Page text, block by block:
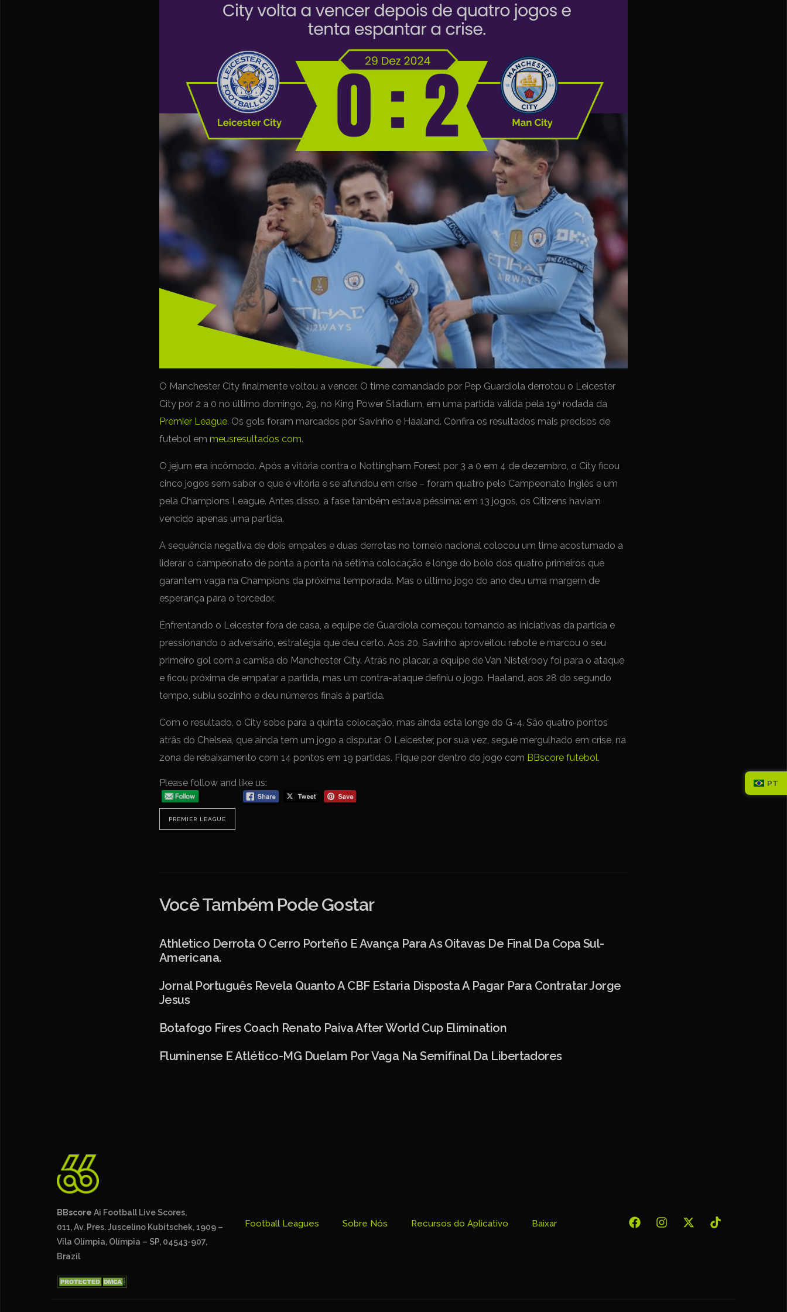
O Manchester City finalmente voltou a vencer. O time comandado por Pep Guardiola derrotou o Leicester
City por 2 a 0 no último domingo, 29, no King Power Stadium, em uma partida válida pela 19ª rodada da
Premier League. Os gols foram marcados por Savinho e Haaland. Confira os resultados mais precisos de
futebol em meusresultados com.
O jejum era incômodo. Após a vitória contra o Nottingham Forest por 3 a 0 em 4 de dezembro, o City ficou
cinco jogos sem saber o que é vitória e se afundou em crise – foram quatro pelo Campeonato Inglês e um
pela Champions League. Antes disso, a fase também estava péssima: em 13 jogos, os Citizens haviam
vencido apenas uma partida.
A sequência negativa de dois empates e duas derrotas no torneio nacional colocou um time acostumado a
liderar o campeonato de ponta a ponta na sétima colocação e longe do bolo dos quatro primeiros que
garantem vaga na Champions da próxima temporada. Mas o último jogo do ano deu uma margem de
esperança para o torcedor.
Enfrentando o Leicester fora de casa, a equipe de Guardiola começou tomando as iniciativas da partida e
pressionando o adversário, estratégia que deu certo. Aos 20, Savinho aproveitou rebote e marcou o seu
primeiro gol com a camisa do Manchester City. Atrás no placar, a equipe de Van Nistelrooy foi para o ataque
e ficou próxima de empatar a partida, mas um contra-ataque definiu o jogo. Haaland, aos 28 do segundo
tempo, subiu sozinho e deu números finais à partida.
Com o resultado, o City sobe para a quinta colocação, mas ainda está longe do G-4. São quatro pontos
atrás do Chelsea, que ainda tem um jogo a disputar. O Leicester, por sua vez, segue mergulhado em crise, na
zona de rebaixamento com 14 pontos em 19 partidas. Fique por dentro do jogo com BBscore futebol.
Please follow and like us:
PREMIER LEAGUE
Você Também Pode Gostar
Athletico Derrota O Cerro Porteño E Avança Para As Oitavas De Final Da Copa Sul-
Americana.
Jornal Português Revela Quanto A CBF Estaria Disposta A Pagar Para Contratar Jorge
Jesus
Botafogo Fires Coach Renato Paiva After World Cup Elimination
Fluminense E Atlético-MG Duelam Por Vaga Na Semifinal Da Libertadores
BBscore Ai Football Live Scores,
011, Av. Pres. Juscelino Kubitschek, 1909 –
Vila Olímpia, Olímpia – SP, 04543-907,
Brazil
Football Leagues Sobre Nós Recursos do Aplicativo Baixar
PT